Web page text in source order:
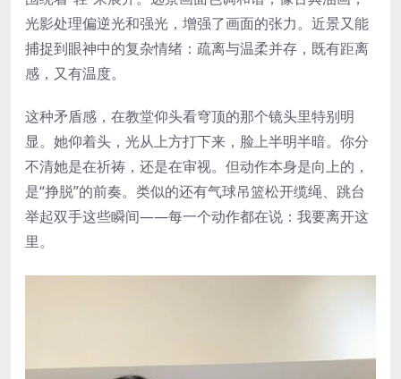
光影处理偏逆光和强光，增强了画面的张力。近景又能
捕捉到眼神中的复杂情绪：疏离与温柔并存，既有距离
感，又有温度。
这种矛盾感，在教堂仰头看穹顶的那个镜头里特别明
显。她仰着头，光从上方打下来，脸上半明半暗。你分
不清她是在祈祷，还是在审视。但动作本身是向上的，
是“挣脱”的前奏。类似的还有气球吊篮松开缆绳、跳台
举起双手这些瞬间——每一个动作都在说：我要离开这
里。